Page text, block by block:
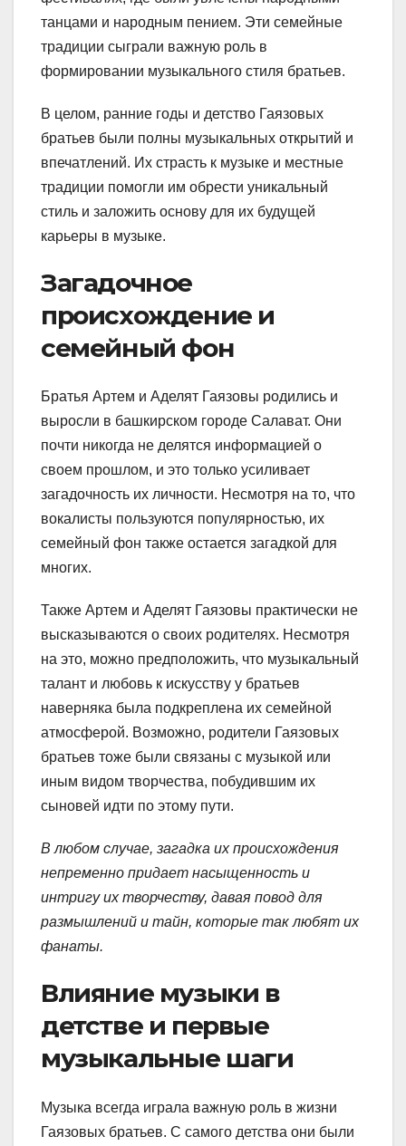
танцами и народным пением. Эти семейные
традиции сыграли важную роль в
формировании музыкального стиля братьев.
В целом, ранние годы и детство Гаязовых
братьев были полны музыкальных открытий и
впечатлений. Их страсть к музыке и местные
традиции помогли им обрести уникальный
стиль и заложить основу для их будущей
карьеры в музыке.
Загадочное
происхождение и
семейный фон
Братья Артем и Аделят Гаязовы родились и
выросли в башкирском городе Салават. Они
почти никогда не делятся информацией о
своем прошлом, и это только усиливает
загадочность их личности. Несмотря на то, что
вокалисты пользуются популярностью, их
семейный фон также остается загадкой для
многих.
Также Артем и Аделят Гаязовы практически не
высказываются о своих родителях. Несмотря
на это, можно предположить, что музыкальный
талант и любовь к искусству у братьев
наверняка была подкреплена их семейной
атмосферой. Возможно, родители Гаязовых
братьев тоже были связаны с музыкой или
иным видом творчества, побудившим их
сыновей идти по этому пути.
В любом случае, загадка их происхождения
непременно придает насыщенность и
интригу их творчеству, давая повод для
размышлений и тайн, которые так любят их
фанаты.
Влияние музыки в
детстве и первые
музыкальные шаги
Музыка всегда играла важную роль в жизни
Гаязовых братьев. С самого детства они были